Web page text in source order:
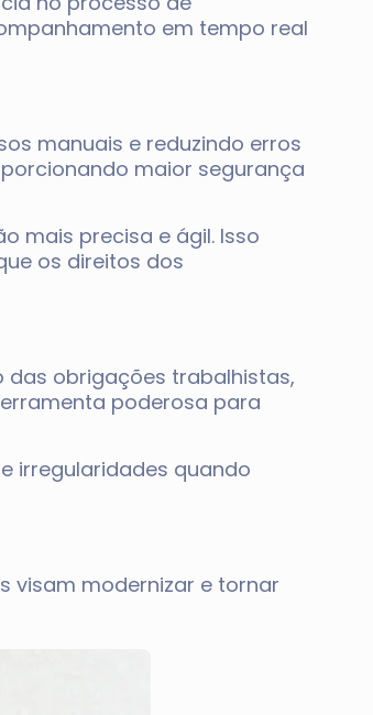
em tempo real
manuais e reduzindo erros
maior segurança
mais precisa e ágil. Isso
os direitos dos
das obrigações trabalhistas,
poderosa para
irregularidades quando
visam modernizar e tornar